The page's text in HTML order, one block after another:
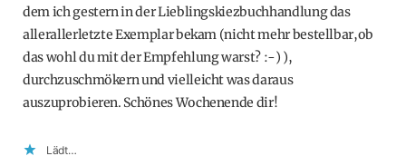
dem ich gestern in der Lieblingskiezbuchhandlung das
allerallerletzte Exemplar bekam (nicht mehr bestellbar,ob
das wohl du mit der Empfehlung warst? :-) ),
durchzuschmökern und vielleicht was daraus
auszuprobieren. Schönes Wochenende dir!
Lädt…